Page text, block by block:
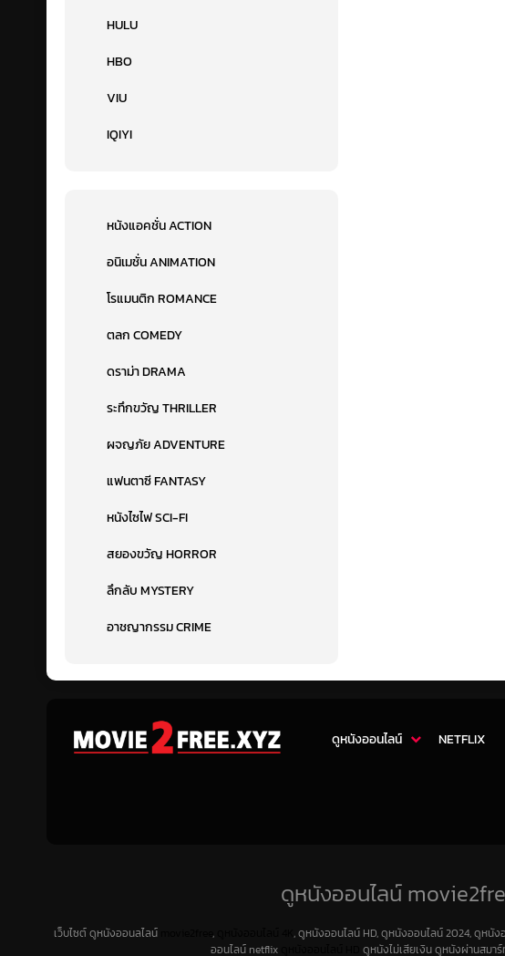
HULU
HBO
VIU
IQIYI
หนังแอคชั่น ACTION
อนิเมชั่น ANIMATION
โรแมนติก ROMANCE
ตลก COMEDY
ดราม่า DRAMA
ระทึกขวัญ THRILLER
ผจญภัย ADVENTURE
แฟนตาซี FANTASY
หนังไซไฟ SCI-FI
สยองขวัญ HORROR
ลึกลับ MYSTERY
อาชญากรรม CRIME
ดูหนังออนไลน์ NETFLIX
ดูหนังออนไลน์
เว็บไซต์ ดูหนังออนลไลน์ ,
, ดูหนังออนไลน์ HD, ดูหนังออนไลน์ 2024, ดูหนั
ออนไลน์ netflix
ดูหนังไม่เสียเงิน ดูหนังผ่านสมา